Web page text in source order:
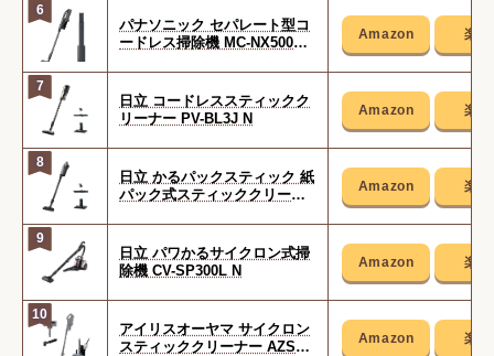
6
パナソニック セパレート型コ
ードレス掃除機 MC-NX500K-
7
日立 コードレススティックク
リーナー PV-BL3J N
8
日立 かるパックスティック 紙
パック式スティッククリーナ
9
日立 パワかるサイクロン式掃
除機 CV-SP300L N
10
アイリスオーヤマ サイクロン
スティッククリーナー AZSCD